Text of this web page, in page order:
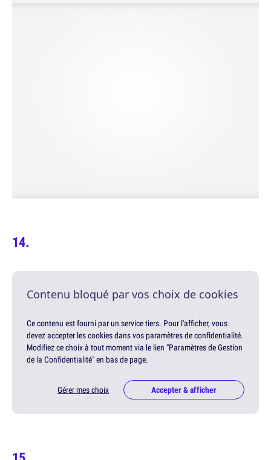
Contenu bloqué par vos choix de cookies
Ce contenu est fourni par un service tiers. Pour l'afficher, vous
devez accepter les cookies dans vos paramètres de confidentialité.
Modifiez ce choix à tout moment via le lien "Paramètres de Gestion
de la Confidentialité" en bas de page.
Gérer mes choix Accepter & afficher